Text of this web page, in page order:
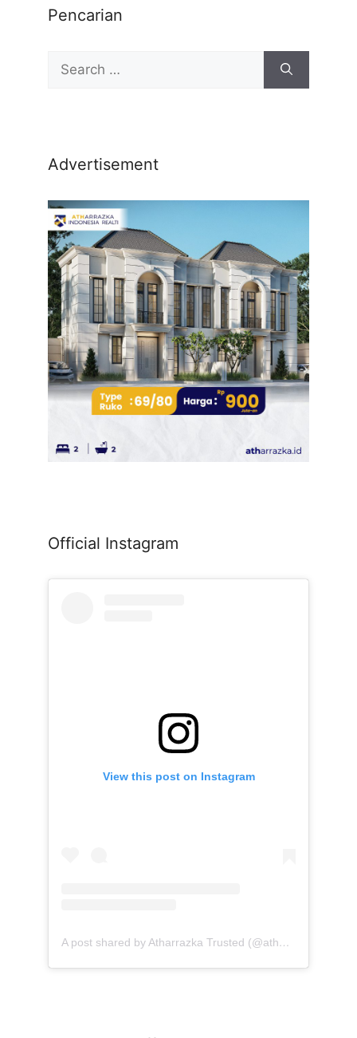
Pencarian
Advertisement
Official Instagram
View this post on Instagram
A post shared by Atharrazka Trusted (@atharrazka.agency)